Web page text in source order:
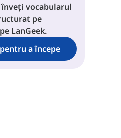
înveți vocabularul
pe
LanGeek.
a începe